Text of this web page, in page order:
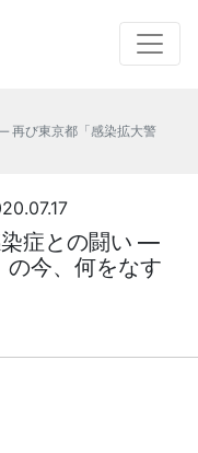
再び東京都「感染拡大警
症との闘い ―
の今、何をなす